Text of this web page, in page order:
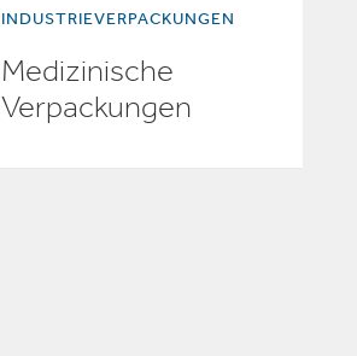
INDUSTRIEVERPACKUNGEN
Medizinische
Verpackungen